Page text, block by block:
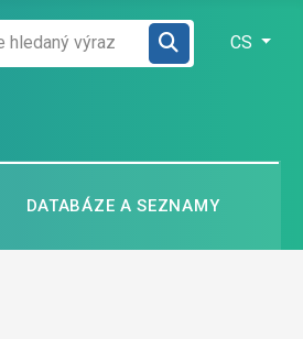
CS
DATABÁZE A SEZNAMY